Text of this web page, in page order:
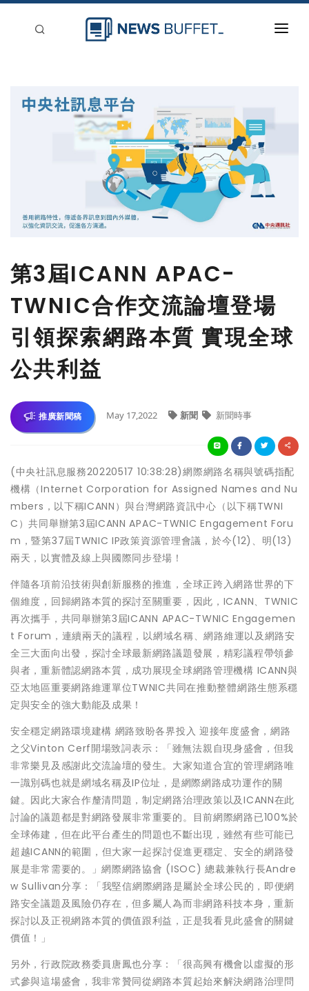
第3屆ICANN APAC-
TWNIC合作交流論壇登場
引領探索網路本質 實現全球
公共利益
推廣新聞稿 May 17,2022 新聞 新聞時事
(中央社訊息服務20220517 10:38:28)網際網路名稱與號碼指配
機構（Internet Corporation for Assigned Names and Nu
mbers，以下稱ICANN）與台灣網路資訊中心（以下稱TWNI
C）共同舉辦第3屆ICANN APAC-TWNIC Engagement Foru
m，暨第37屆TWNIC IP政策資源管理會議，於今(12)、明(13)
兩天，以實體及線上與國際同步登場！
伴隨各項前沿技術與創新服務的推進，全球正跨入網路世界的下
個維度，回歸網路本質的探討至關重要，因此，ICANN、TWNIC
再次攜手，共同舉辦第3屆ICANN APAC-TWNIC Engagemen
t Forum，連續兩天的議程，以網域名稱、網路維運以及網路安
全三大面向出發，探討全球最新網路議題發展，精彩議程帶領參
與者，重新體認網路本質，成功展現全球網路管理機構 ICANN與
亞太地區重要網路維運單位TWNIC共同在推動整體網路生態系穩
定與安全的強大動能及成果！
安全穩定網路環境建構 網路致盼各界投入 迎接年度盛會，網路
之父Vinton Cerf開場致詞表示：「雖無法親自現身盛會，但我
非常樂見及感謝此交流論壇的發生。大家知道合宜的管理網路唯
一識別碼也就是網域名稱及IP位址，是網際網路成功運作的關
鍵。因此大家合作釐清問題，制定網路治理政策以及ICANN在此
討論的議題都是對網路發展非常重要的。目前網際網路已100%於
全球佈建，但在此平台產生的問題也不斷出現，雖然有些可能已
超越ICANN的範圍，但大家一起探討促進更穩定、安全的網路發
展是非常需要的。」網際網路協會 (ISOC) 總裁兼執行長Andre
w Sullivan分享：「我堅信網際網路是屬於全球公民的，即便網
路安全議題及風險仍存在，但多屬人為而非網路科技本身，重新
探討以及正視網路本質的價值跟利益，正是我看見此盛會的關鍵
價值！」
另外，行政院政務委員唐鳳也分享：「很高興有機會以虛擬的形
式參與這場盛會，我非常贊同從網路本質起始來解決網路治理問